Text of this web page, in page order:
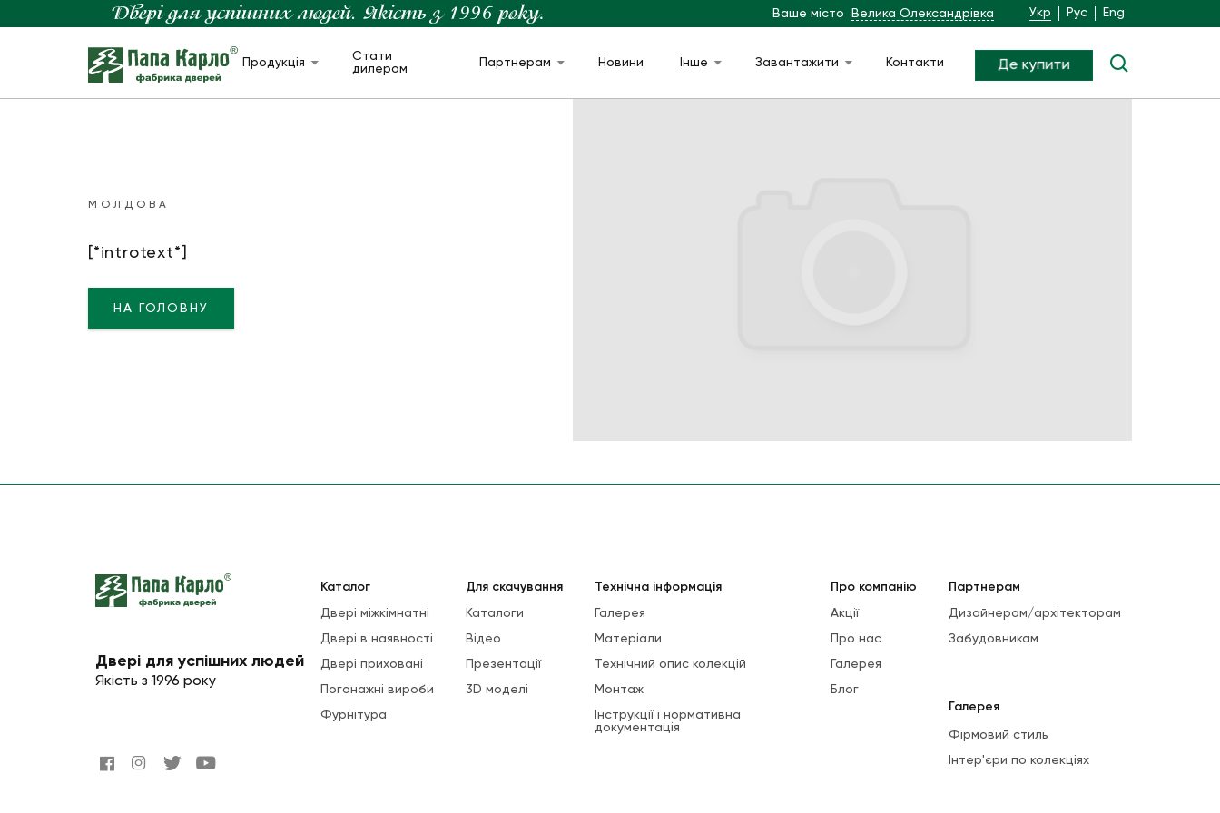
Ваше місто Велика Олександрівка Укр Рус Eng
Продукція
Стати
дилером
Партнерам Новини Інше Завантажити Контакти Де купити
МОЛДОВА
[*introtext*]
НА ГОЛОВНУ
Двері для успішних людей
Якість з 1996 року
Каталог
Двері міжкімнатні
Двері в наявності
Двері приховані
Погонажні вироби
Фурнітура
Для скачування
Каталоги
Відео
Презентації
3D моделі
Технічна інформація
Галерея
Матеріали
Технічний опис колекцій
Монтаж
Інструкції і нормативна
документація
Про компанію
Акції
Про нас
Галерея
Блог
Партнерам
Дизайнерам/архітекторам
Забудовникам
Галерея
Фірмовий стиль
Інтер'єри по колекціях